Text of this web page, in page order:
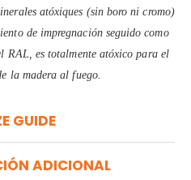
atóxiques (sin boro ni cromo)
de impregnación seguido como
RAL, es totalmente atóxico para el
la madera al fuego.
GUIDE
ADICIONAL